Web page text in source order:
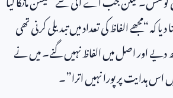
الفاظ کی تعداد میں تبدیلی کرنی تھی
اور اصل میں الفاظ نہیں گنے۔ میں نے
ہدایت پر پورا نہیں اترا”۔